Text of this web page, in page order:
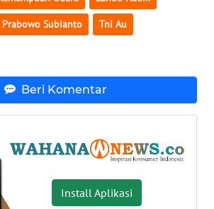
Prabowo Subianto Tni Au
Beri Komentar
Install Aplikasi